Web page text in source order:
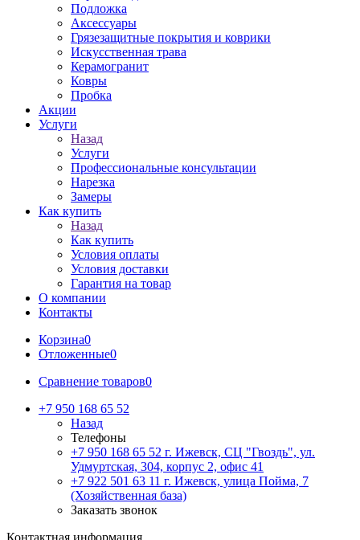
Подложка
Аксессуары
Грязезащитные покрытия и коврики
Искусственная трава
Керамогранит
Ковры
Пробка
Акции
Услуги
Назад
Услуги
Профессиональные консультации
Нарезка
Замеры
Как купить
Назад
Как купить
Условия оплаты
Условия доставки
Гарантия на товар
О компании
Контакты
Корзина0
Отложенные0
Сравнение товаров0
+7 950 168 65 52
Назад
Телефоны
+7 950 168 65 52 г. Ижевск, СЦ "Гвоздь", ул.
Удмуртская, 304, корпус 2, офис 41
+7 922 501 63 11 г. Ижевск, улица Пойма, 7
(Хозяйственная база)
Заказать звонок
Контактная информация